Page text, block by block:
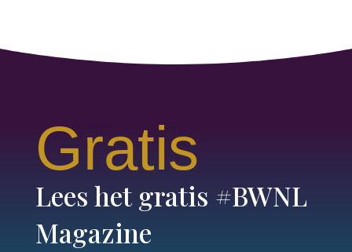
Gratis
Lees het gratis #BWNL
Magazine